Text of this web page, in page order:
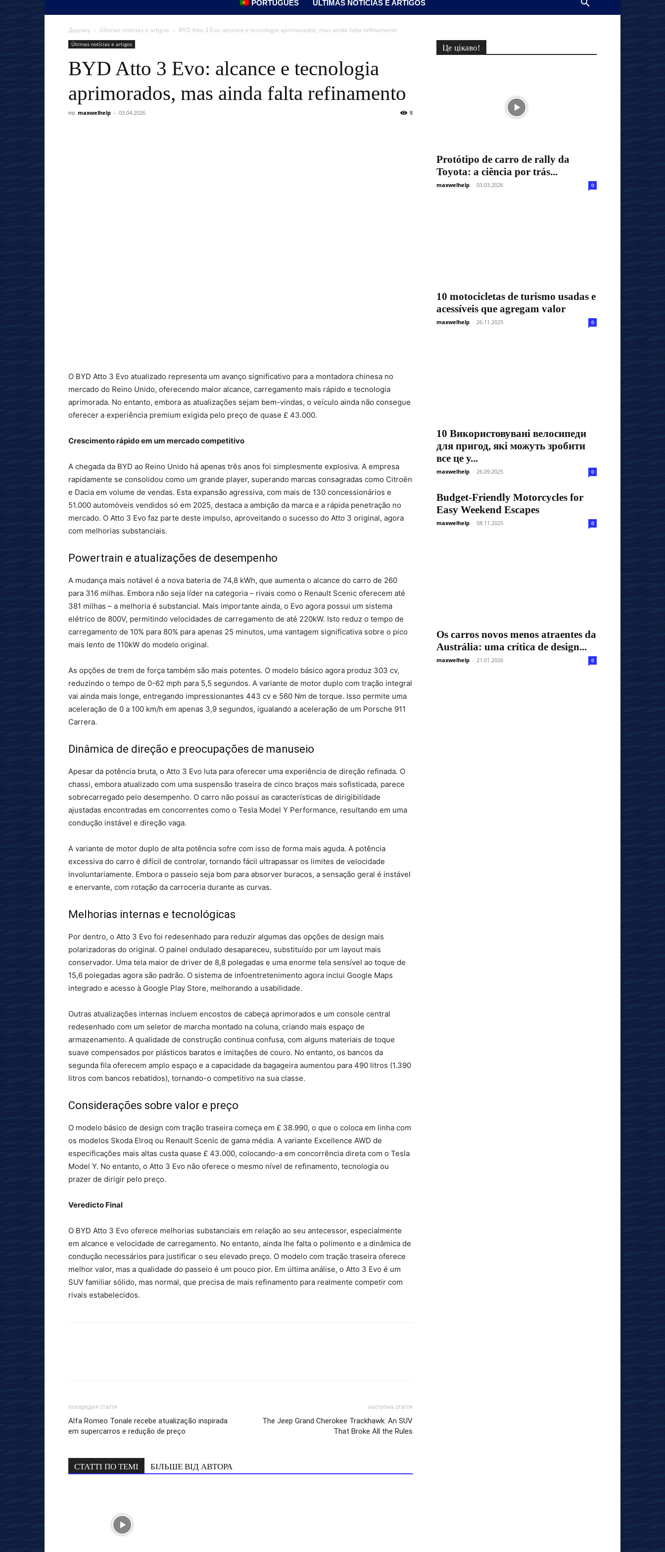
PORTUGUÊS ÚLTIMAS NOTÍCIAS E ARTIGOS
Додому Últimas notícias e artigos BYD Atto 3 Evo: alcance e tecnologia aprimorados, mas ainda falta refinamento
Últimas notícias e artigos
BYD Atto 3 Evo: alcance e tecnologia
aprimorados, mas ainda falta refinamento
по maxwelhelp - 03.04.2026 8
O BYD Atto 3 Evo atualizado representa um avanço significativo para a montadora chinesa no
mercado do Reino Unido, oferecendo maior alcance, carregamento mais rápido e tecnologia
aprimorada. No entanto, embora as atualizações sejam bem-vindas, o veículo ainda não consegue
oferecer a experiência premium exigida pelo preço de quase £ 43.000.
Crescimento rápido em um mercado competitivo
A chegada da BYD ao Reino Unido há apenas três anos foi simplesmente explosiva. A empresa
rapidamente se consolidou como um grande player, superando marcas consagradas como Citroën
e Dacia em volume de vendas. Esta expansão agressiva, com mais de 130 concessionários e
51.000 automóveis vendidos só em 2025, destaca a ambição da marca e a rápida penetração no
mercado. O Atto 3 Evo faz parte deste impulso, aproveitando o sucesso do Atto 3 original, agora
com melhorias substanciais.
Powertrain e atualizações de desempenho
A mudança mais notável é a nova bateria de 74,8 kWh, que aumenta o alcance do carro de 260
para 316 milhas. Embora não seja líder na categoria – rivais como o Renault Scenic oferecem até
381 milhas – a melhoria é substancial. Mais importante ainda, o Evo agora possui um sistema
elétrico de 800V, permitindo velocidades de carregamento de até 220kW. Isto reduz o tempo de
carregamento de 10% para 80% para apenas 25 minutos, uma vantagem significativa sobre o pico
mais lento de 110kW do modelo original.
As opções de trem de força também são mais potentes. O modelo básico agora produz 303 cv,
reduzindo o tempo de 0-62 mph para 5,5 segundos. A variante de motor duplo com tração integral
vai ainda mais longe, entregando impressionantes 443 cv e 560 Nm de torque. Isso permite uma
aceleração de 0 a 100 km/h em apenas 3,9 segundos, igualando a aceleração de um Porsche 911
Carrera.
Dinâmica de direção e preocupações de manuseio
Apesar da potência bruta, o Atto 3 Evo luta para oferecer uma experiência de direção refinada. O
chassi, embora atualizado com uma suspensão traseira de cinco braços mais sofisticada, parece
sobrecarregado pelo desempenho. O carro não possui as características de dirigibilidade
ajustadas encontradas em concorrentes como o Tesla Model Y Performance, resultando em uma
condução instável e direção vaga.
A variante de motor duplo de alta potência sofre com isso de forma mais aguda. A potência
excessiva do carro é difícil de controlar, tornando fácil ultrapassar os limites de velocidade
involuntariamente. Embora o passeio seja bom para absorver buracos, a sensação geral é instável
e enervante, com rotação da carroceria durante as curvas.
Melhorias internas e tecnológicas
Por dentro, o Atto 3 Evo foi redesenhado para reduzir algumas das opções de design mais
polarizadoras do original. O painel ondulado desapareceu, substituído por um layout mais
conservador. Uma tela maior de driver de 8,8 polegadas e uma enorme tela sensível ao toque de
15,6 polegadas agora são padrão. O sistema de infoentretenimento agora inclui Google Maps
integrado e acesso à Google Play Store, melhorando a usabilidade.
Outras atualizações internas incluem encostos de cabeça aprimorados e um console central
redesenhado com um seletor de marcha montado na coluna, criando mais espaço de
armazenamento. A qualidade de construção continua confusa, com alguns materiais de toque
suave compensados ​​por plásticos baratos e imitações de couro. No entanto, os bancos da
segunda fila oferecem amplo espaço e a capacidade da bagageira aumentou para 490 litros (1.390
litros com bancos rebatidos), tornando-o competitivo na sua classe.
Considerações sobre valor e preço
O modelo básico de design com tração traseira começa em £ 38.990, o que o coloca em linha com
os modelos Skoda Elroq ou Renault Scenic de gama média. A variante Excellence AWD de
especificações mais altas custa quase £ 43.000, colocando-a em concorrência direta com o Tesla
Model Y. No entanto, o Atto 3 Evo não oferece o mesmo nível de refinamento, tecnologia ou
prazer de dirigir pelo preço.
Veredicto Final
O BYD Atto 3 Evo oferece melhorias substanciais em relação ao seu antecessor, especialmente
em alcance e velocidade de carregamento. No entanto, ainda lhe falta o polimento e a dinâmica de
condução necessários para justificar o seu elevado preço. O modelo com tração traseira oferece
melhor valor, mas a qualidade do passeio é um pouco pior. Em última análise, o Atto 3 Evo é um
SUV familiar sólido, mas normal, que precisa de mais refinamento para realmente competir com
rivais estabelecidos.
попередня стаття
Alfa Romeo Tonale recebe atualização inspirada
em supercarros e redução de preço
наступна стаття
The Jeep Grand Cherokee Trackhawk: An SUV
That Broke All the Rules
СТАТТІ ПО ТЕМІ БІЛЬШЕ ВІД АВТОРА
Це цікаво!
Protótipo de carro de rally da
Toyota: a ciência por trás...
maxwelhelp - 03.03.2026 0
10 motocicletas de turismo usadas e
acessíveis que agregam valor
maxwelhelp - 26.11.2025 0
10 Використовувані велосипеди
для пригод, які можуть зробити
все це у...
maxwelhelp - 26.09.2025 0
Budget-Friendly Motorcycles for
Easy Weekend Escapes
maxwelhelp - 08.11.2025 0
Os carros novos menos atraentes da
Austrália: uma crítica de design...
maxwelhelp - 21.01.2026 0